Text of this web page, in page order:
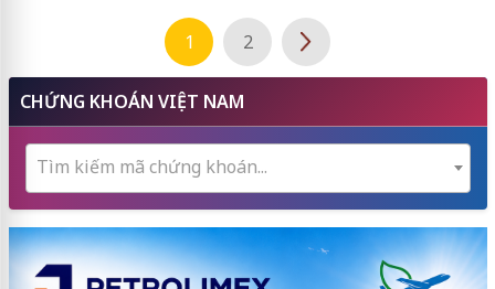
1 2
CHỨNG KHOÁN VIỆT NAM
Tìm kiếm mã chứng khoán...